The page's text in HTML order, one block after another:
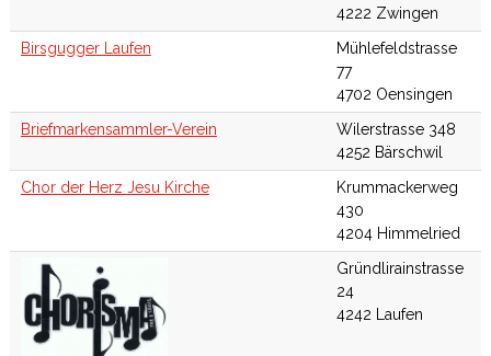
4222 Zwingen
Birsgugger Laufen
Mühlefeldstrasse
77
4702 Oensingen
Briefmarkensammler-Verein
Wilerstrasse 348
4252 Bärschwil
Chor der Herz Jesu Kirche
Krummackerweg
430
4204 Himmelried
Gründlirainstrasse
24
4242 Laufen